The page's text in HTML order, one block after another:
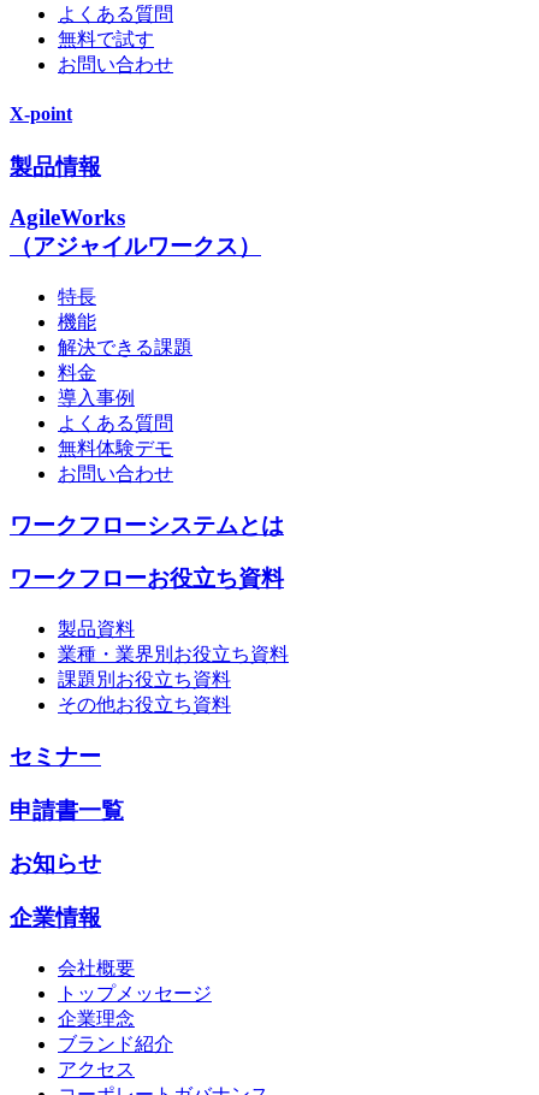
よくある質問
無料で試す
お問い合わせ
X-point
製品情報
AgileWorks
（アジャイルワークス）
特長
機能
解決できる課題
料金
導入事例
よくある質問
無料体験デモ
お問い合わせ
ワークフローシステムとは
ワークフローお役立ち資料
製品資料
業種・業界別お役立ち資料
課題別お役立ち資料
その他お役立ち資料
セミナー
申請書一覧
お知らせ
企業情報
会社概要
トップメッセージ
企業理念
ブランド紹介
アクセス